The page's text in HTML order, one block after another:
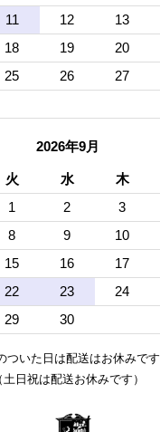
11 12 13
18 19 20
25 26 27
2026年9月
火 水 木
1
2 3
8 9 10
15 16 17
22 23 24
29 30
ついた日は配送はお休みです
土日祝は配送お休みです）